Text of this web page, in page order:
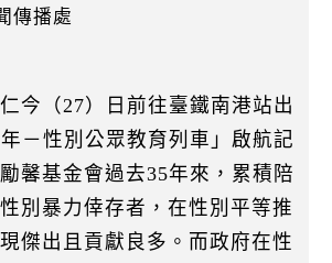
傳播處
今（27）日前往臺鐵南港站出
－性別公眾教育列車」啟航記
馨基金會過去35年來，累積陪
別暴力倖存者，在性別平等推
傑出且貢獻良多。而政府在性